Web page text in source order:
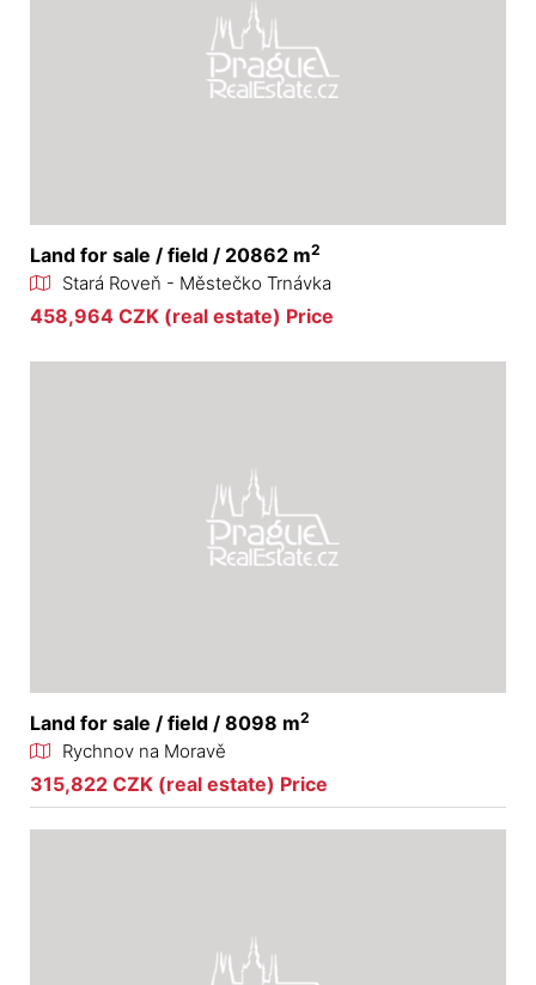
Land for sale / field / 20862 m2
Stará Roveň - Městečko Trnávka
458,964 CZK (real estate) Price
Land for sale / field / 8098 m2
Rychnov na Moravě
315,822 CZK (real estate) Price